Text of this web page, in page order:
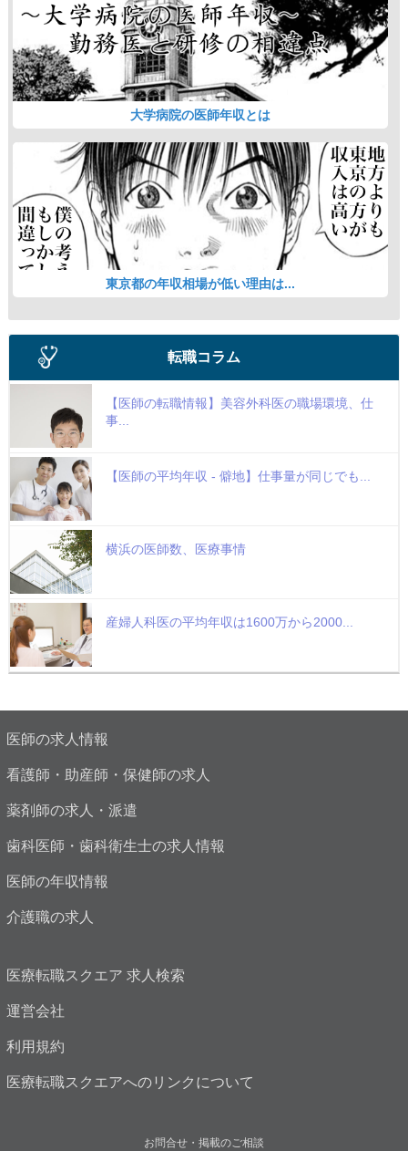
大学病院の医師年収とは
東京都の年収相場が低い理由は...
転職コラム
【医師の転職情報】美容外科医の職場環境、仕
事...
【医師の平均年収 - 僻地】仕事量が同じでも...
横浜の医師数、医療事情
産婦人科医の平均年収は1600万から2000...
医師の求人情報
看護師・助産師・保健師の求人
薬剤師の求人・派遣
歯科医師・歯科衛生士の求人情報
医師の年収情報
介護職の求人
医療転職スクエア 求人検索
運営会社
利用規約
医療転職スクエアへのリンクについて
お問合せ・掲載のご相談